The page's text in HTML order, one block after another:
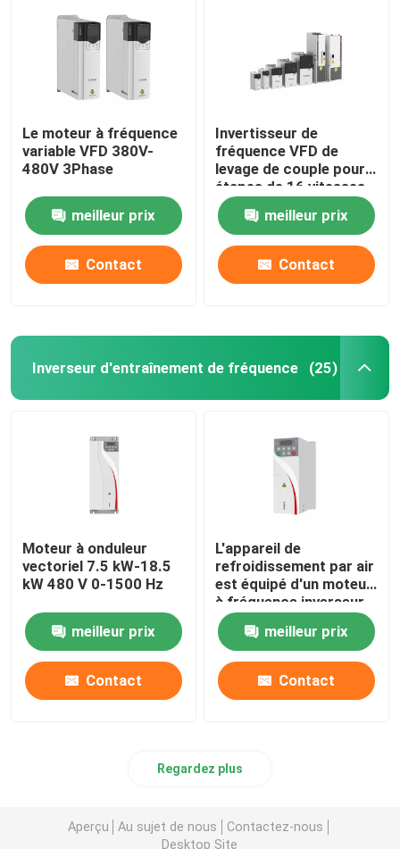
Le moteur à fréquence
variable VFD 380V-
480V 3Phase
meilleur prix
Contact
Invertisseur de
fréquence VFD de
levage de couple pour
étapes de 16 vitesses
60 Hz
meilleur prix
Contact
Inverseur d'entraînement de fréquence (25)
Moteur à onduleur
vectoriel 7.5 kW-18.5
kW 480 V 0-1500 Hz
meilleur prix
Contact
L'appareil de
refroidissement par air
est équipé d'un moteur
à fréquence inverseur.
meilleur prix
Contact
Regardez plus
Aperçu Au sujet de nous
Contactez-nous
Desktop Site